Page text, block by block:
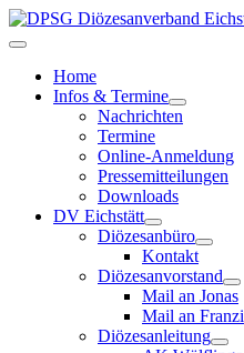
Home
Infos & Termine
Nachrichten
Termine
Online-Anmeldung
Pressemitteilungen
Downloads
DV Eichstätt
Diözesanbüro
Kontakt
Diözesanvorstand
Mail an Jonas
Mail an Franzi
Diözesanleitung